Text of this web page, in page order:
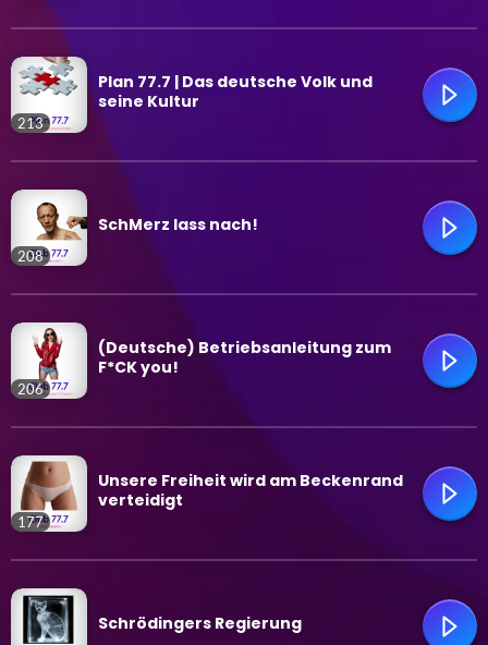
trending_flat
trending_flat
213
Plan 77.7 | Das deutsche Volk und
seine Kultur
trending_flat
208
SchMerz lass nach!
trending_flat
206
(Deutsche) Betriebsanleitung zum
F*CK you!
trending_flat
177
Unsere Freiheit wird am Beckenrand
verteidigt
Schrödingers Regierung